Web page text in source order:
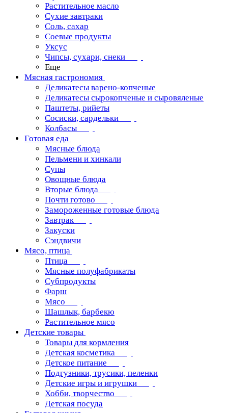
Растительное масло
Сухие завтраки
Соль, сахар
Соевые продукты
Уксус
Чипсы, сухари, снеки
Еще
Мясная гастрономия
Деликатесы варено-копченые
Деликатесы сырокопченые и сыровяленые
Паштеты, рийеты
Сосиски, сардельки
Колбасы
Готовая еда
Мясные блюда
Пельмени и хинкали
Супы
Овощные блюда
Вторые блюда
Почти готово
Замороженные готовые блюда
Завтрак
Закуски
Сэндвичи
Мясо, птица
Птица
Мясные полуфабрикаты
Субпродукты
Фарш
Мясо
Шашлык, барбекю
Растительное мясо
Детские товары
Товары для кормления
Детская косметика
Детское питание
Подгузники, трусики, пеленки
Детские игры и игрушки
Хобби, творчество
Детская посуда